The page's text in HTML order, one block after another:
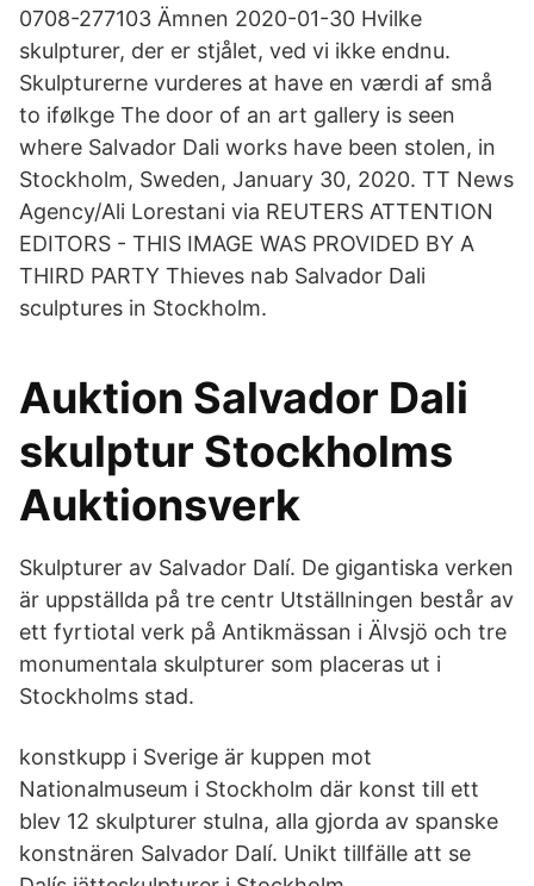
0708-277103 Ämnen 2020-01-30 Hvilke
skulpturer, der er stjålet, ved vi ikke endnu.
Skulpturerne vurderes at have en værdi af små
to ifølkge The door of an art gallery is seen
where Salvador Dali works have been stolen, in
Stockholm, Sweden, January 30, 2020. TT News
Agency/Ali Lorestani via REUTERS ATTENTION
EDITORS - THIS IMAGE WAS PROVIDED BY A
THIRD PARTY Thieves nab Salvador Dali
sculptures in Stockholm.
Auktion Salvador Dali
skulptur Stockholms
Auktionsverk
Skulpturer av Salvador Dalí. De gigantiska verken
är uppställda på tre centr Utställningen består av
ett fyrtiotal verk på Antikmässan i Älvsjö och tre
monumentala skulpturer som placeras ut i
Stockholms stad.
konstkupp i Sverige är kuppen mot
Nationalmuseum i Stockholm där konst till ett
blev 12 skulpturer stulna, alla gjorda av spanske
konstnären Salvador Dalí. Unikt tillfälle att se